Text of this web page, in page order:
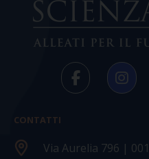
CONTATTI
Via Aurelia 796 |